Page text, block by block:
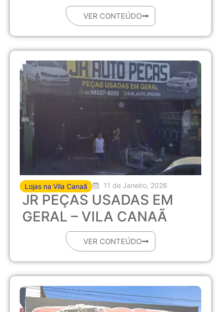
VER CONTEÚDO
Lojas na Vila Canaã 11 de Janeiro, 2026
JR PEÇAS USADAS EM
GERAL – VILA CANAÃ
VER CONTEÚDO